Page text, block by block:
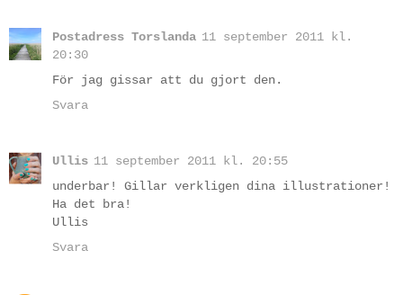
Postadress Torslanda 11 september 2011 kl.
20:30
För jag gissar att du gjort den.
Svara
Ullis 11 september 2011 kl. 20:55
underbar! Gillar verkligen dina illustrationer!
Ha det bra!
Ullis
Svara